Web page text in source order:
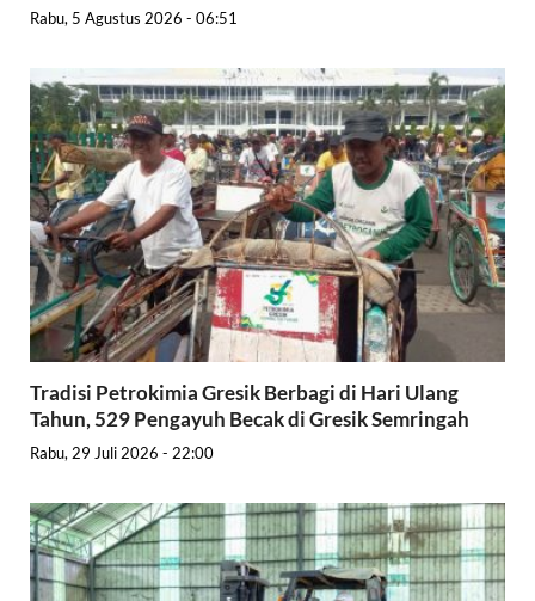
Rabu, 5 Agustus 2026 - 06:51
Tradisi Petrokimia Gresik Berbagi di Hari Ulang
Tahun, 529 Pengayuh Becak di Gresik Semringah
Rabu, 29 Juli 2026 - 22:00